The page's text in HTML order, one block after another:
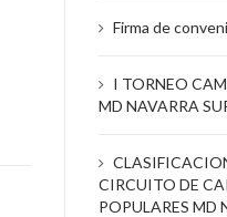
Firma de
I TORNEO
MD NAVARRA
CIRCUITO DE
POPULARES MD